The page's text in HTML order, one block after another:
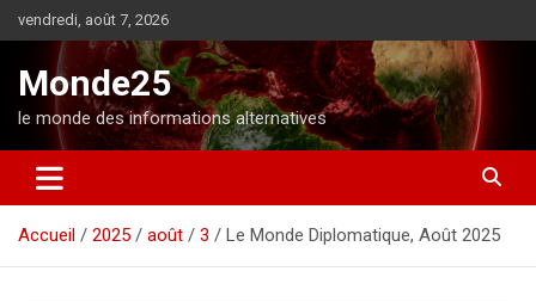
l
o
t
vendredi, août 7, 2026
Monde25
le monde des informations alternatives
Accueil 2025 août 3 Le Monde Diplomatique, Août 2025